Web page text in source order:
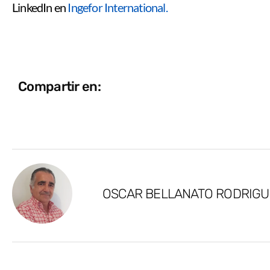
LinkedIn en Ingefor International.
Compartir en:
OSCAR BELLANATO